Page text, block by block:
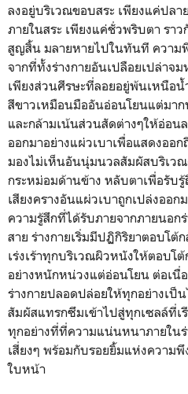
ลงอยู่บริเวณขอบสระ เพียงแค่ปลา
ภายในสระ เพียงแค่ชั่วพริบตา รา
สูญสิ้น มลายหายไปในทันที ความ
จากที่ทั้งร่างกายอันเปลือยเปล่าจ
เพียงส่วนศีรษะที่ลอยอยู่พ้นเหนือ
สีขาวเหมือนมืออันอ่อนโยนแต่มา
และกล้ามเน้นส่วนสัดต่างๆให้อ่อน
ออกมาอย่างแผ่วเบาเพื่อแสดงออ
มองไม่เห็นอันนุ่มนวลสัมผัสบริเว
กระหม่อมด้านข้าง หลับตาเพื่อรับ
เสียงครางอันแผ่วเบาถูกเปล่งออ
ความรู้สึกที่ได้รับภายจากภายนอก
สาย ร่างกายเริ่มมีปฏิกิริยาตอบโ
เร่งเร้าทุกบริเวณผิวหนังให้ตอบโ
อย่างหนักหน่วงแต่อ่อนโยน ต่อเนื่
ร่างกายปลอดปล่อยให้ทุกอย่างเ
สัมผัสแทรกซึมเข้าไปสู่ทุกเซลล์ที่
ทุกอย่างที่ที่ความแน่นหนาภายในร่
เสี่ยงๆ พร้อมกับรอยยิ้มแห่งความ
ใบหน้า